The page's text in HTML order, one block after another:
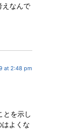
えなんで
at 2:48 pm
とを示し
よくな